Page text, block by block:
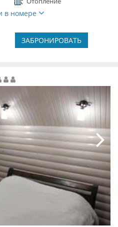
в номере
ЗАБРОНИРОВАТЬ